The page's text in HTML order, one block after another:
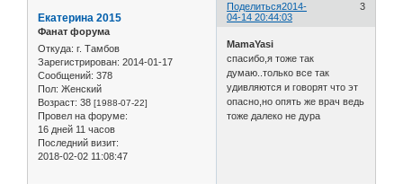
Поделиться 3
2014-
04-14 20:44:03
Екатерина 2015
Фанат форума
Откуда: г. Тамбов
Зарегистрирован: 2014-01-17
Сообщений: 378
Пол: Женский
Возраст: 38 [1988-07-22]
Провел на форуме:
16 дней 11 часов
Последний визит:
2018-02-02 11:08:47
MamaYasi
спасибо,я тоже так
думаю..только все так
удивляются и говорят что эт
опасно,но опять же врач ведь
тоже далеко не дура